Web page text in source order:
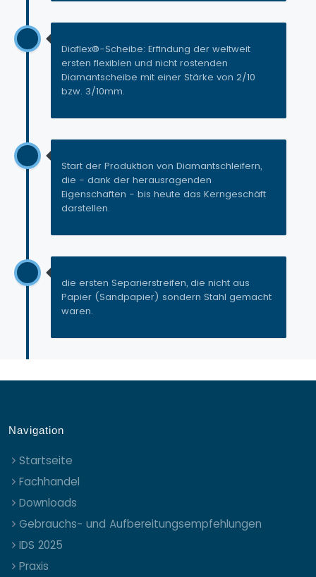
Diaflex®-Scheibe: Erfindung der weltweit
ersten flexiblen und nicht rostenden
Diamantscheibe mit einer Stärke von 2/10
bzw. 3/10mm.
Start der Produktion von Diamantschleifern,
die - dank der herausragenden
Eigenschaften - bis heute das Kerngeschäft
darstellen.
die ersten Separierstreifen, die nicht aus
Papier (Sandpapier) sondern Stahl gemacht
waren.
Navigation
Startseite
Fachhandel
Downloads
Gebrauchs- und Aufbereitungsempfehlungen
IDS 2025
Praxis